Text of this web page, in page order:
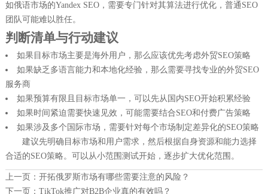
如俄语市场的Yandex SEO，需要专门针对其算法进行优化，普通SEO
团队可能难以胜任。
判断清单与行动建议
如果目标市场主要是海外用户，那么应该优先考虑外贸SEO策略
如果缺乏多语言能力和本地化经验，那么需要寻找专业的外贸SEO
服务商
如果预算有限且目标市场单一，可以先从国内SEO开始积累经验
如果时间紧迫需要快速见效，可能需要结合SEO和付费广告策略
如果涉及多个国际市场，需要针对每个市场制定差异化的SEO策略
建议先明确目标市场和用户需求，然后根据自身资源和能力选择
合适的SEO策略。可以从小范围测试开始，逐步扩大优化范围。
上一页： 开拓俄罗斯市场有哪些需要注意的风险？
下一页： TikTok推广对B2B企业真的有效吗？